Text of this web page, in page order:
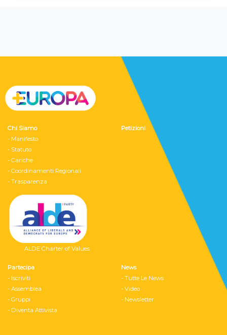
Chi Siamo
- Manifesto
- Statuto
- Cariche
- Coordinamenti Regionali
- Trasparenza
ALDE Charter of Values
Petizioni
Partecipa
- Iscriviti
- Assemblea
- Gruppi
- Diventa Attivista
News
- Tutte Le News
- Video
- Newsletter